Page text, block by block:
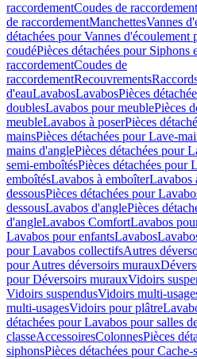
raccordementCoudes de raccordement
de raccordementManchettesVannes
détachées pour Vannes d'écoulement
coudéPièces détachées pour Siphons
raccordementCoudes de
raccordementRecouvrements
d'eauLavabosLavabosPièces
doublesLavabos pour meublePièces
meubleLavabos à poserPièces
mainsPièces détachées pour Lave-
mains d'anglePièces détachées pour
semi-emboîtésPièces détachées pour
emboîtésLavabos à emboîterLavabos
dessousPièces détachées pour
dessousLavabos d'anglePièces
d'angleLavabos ComfortLavabos
Lavabos pour enfantsLavabos
pour Lavabos collectifsAutres
pour Autres déversoirs muraux
pour Déversoirs murauxVidoirs
Vidoirs suspendusVidoirs multi-
multi-usagesVidoirs pour plâtre
détachées pour Lavabos pour salles
classeAccessoiresColonnesPièces
siphonsPièces détachées pour Cache-